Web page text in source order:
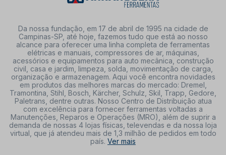
Da nossa fundação, em 17 de abril de 1995 na cidade de
Campinas-SP, até hoje, fazemos tudo que está ao nosso
alcance para oferecer uma linha completa de ferramentas
elétricas e manuais, compressores de ar, máquinas,
acessórios e equipamentos para auto mecânica, construção
civil, casa e jardim, limpeza, solda, movimentação de carga,
organização e armazenagem. Aqui você encontra novidades
em produtos das melhores marcas do mercado: Dremel,
Tramontina, Stihl, Bosch, Kärcher, Schulz, Skil, Trapp, Gedore,
Paletrans, dentre outras. Nosso Centro de Distribuição atua
com excelência para fornecer ferramentas voltadas a
Manutenções, Reparos e Operações (MRO), além de suprir a
demanda de nossas 4 lojas físicas, televendas e da nossa loja
virtual, que já atendeu mais de 1,3 milhão de pedidos em todo
país. Ver mais